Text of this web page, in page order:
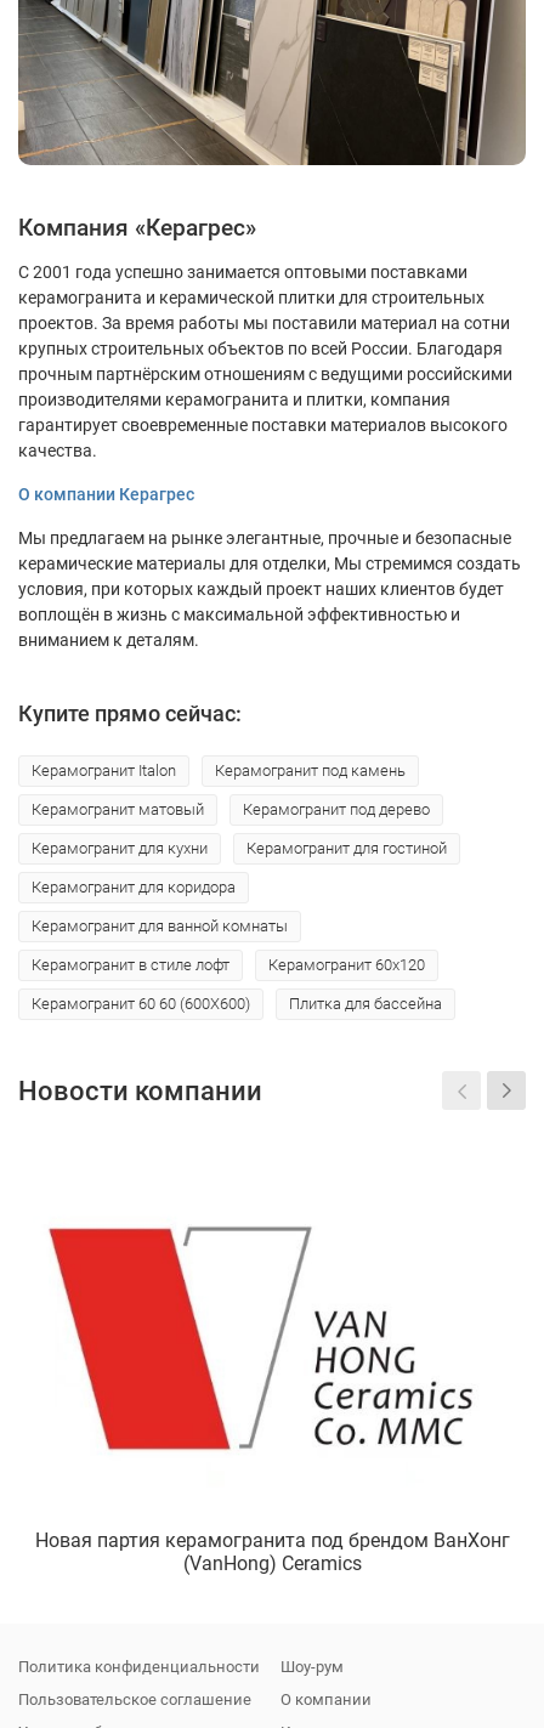
Компания «Керагрес»
С 2001 года успешно занимается оптовыми поставками
керамогранита и керамической плитки для строительных
проектов. За время работы мы поставили материал на сотни
крупных строительных объектов по всей России. Благодаря
прочным партнёрским отношениям с ведущими российскими
производителями керамогранита и плитки, компания
гарантирует своевременные поставки материалов высокого
качества.
О компании Керагрес
Мы предлагаем на рынке элегантные, прочные и безопасные
керамические материалы для отделки, Мы стремимся создать
условия, при которых каждый проект наших клиентов будет
воплощён в жизнь с максимальной эффективностью и
вниманием к деталям.
Купите прямо сейчас:
Керамогранит Italon Керамогранит под камень
Керамогранит матовый Керамогранит под дерево
Керамогранит для кухни Керамогранит для гостиной
Керамогранит для коридора
Керамогранит для ванной комнаты
Керамогранит в стиле лофт Керамогранит 60х120
Керамогранит 60 60 (600Х600) Плитка для бассейна
Новости компании
Новая партия керамогранита под брендом ВанХонг
(VanHong) Ceramics
Политика конфиденциальности
Пользовательское соглашение
Шоу-рум
О компании